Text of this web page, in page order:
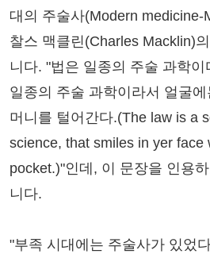
대의 주술사(Modern medicine-
찰스 맥클린(Charles Macklin)
니다. "법은 일종의 주술 과학
일종의 주술 과학이라서 얼굴
머니를 털어간다.(The law is a
science, that smiles in yer face
pocket.)"인데, 이 문장을 인용
니다.
"부족 시대에는 주술사가 있었